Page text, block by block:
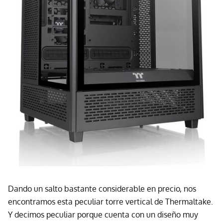
Dando un salto bastante considerable en precio, nos
encontramos esta peculiar torre vertical de Thermaltake.
Y decimos peculiar porque cuenta con un diseño muy